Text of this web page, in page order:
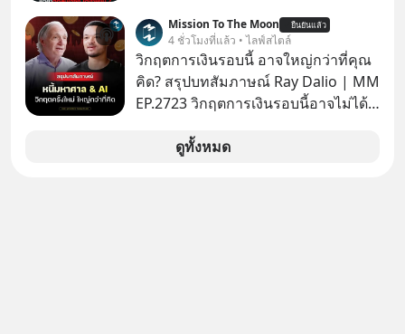
ขายของเหมือนกันทุกอย่าง
Mission To The Moon ยืนยันแล้ว
4 ชั่วโมงที่แล้ว • ไลฟ์สไตล์
วิกฤตการเงินรอบนี้ อาจใหญ่กว่าที่คุณ
คิด? สรุปบทสัมภาษณ์ Ray Dalio | MM
EP.2723 วิกฤตการเงินรอบนี้อาจไม่ได้
Dalio ชายผู้เคยทำนายวิกฤตเศรษฐกิจ
ดูทั้งหมด